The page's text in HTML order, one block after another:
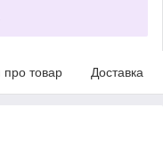
про товар Доставка